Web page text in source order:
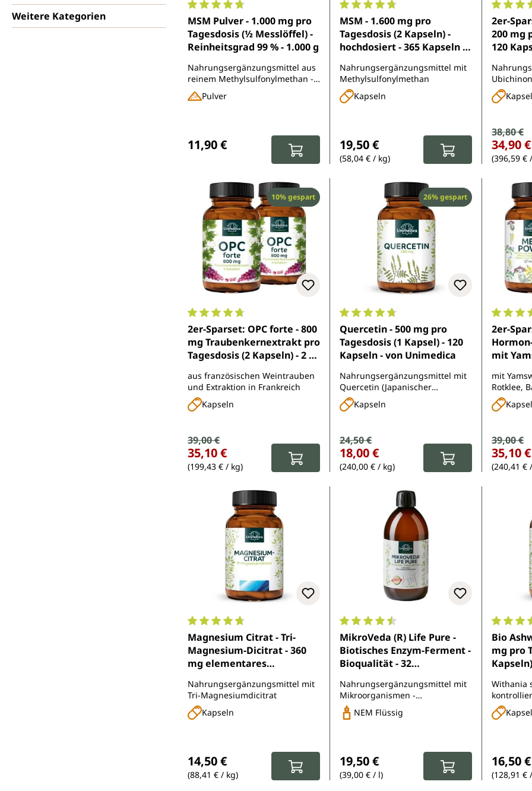
Weitere Kategorien
Durchschnittliche Bewertung von 4.7 von 5 Sternen
MSM Pulver - 1.000 mg pro
Tagesdosis (½ Messlöffel) -
Reinheitsgrad 99 % - 1.000 g
Nahrungsergänzungsmittel aus
reinem Methylsulfonylmethan -
organischer Schwefel
Pulver
11,90 €
Durchschnittliche Bewertung von 4.7 von
MSM - 1.600 mg pro
Tagesdosis (2 Kapseln) -
hochdosiert - 365 Kapseln -
Nahrungsergänzungsmittel mit
Methylsulfonylmethan
Kapseln
19,50 €
(58,04 € / kg)
2er-
200 mg
120
Ubichinon
Regulärer
38,80 €
34,90 €
(396,59 €
Rabatt
10% gespart
Durchschnittliche Bewertung von 4.8 von 5 Sternen
2er-Sparset: OPC forte - 800
mg Traubenkernextrakt pro
Tagesdosis (2 Kapseln) - 2 x
Unimedica
aus französischen Weintrauben
und Extraktion in Frankreich
Kapseln
Verkaufspreis:
Regulärer Preis:
39,00 €
35,10 €
(199,43 € / kg)
Rabatt
26% gespart
Durchschnittliche Bewertung von 4.7 von
Quercetin - 500 mg pro
Tagesdosis (1 Kapsel) - 120
Kapseln - von Unimedica
Nahrungsergänzungsmittel mit
Quercetin (Japanischer
Schnurbaumblütenextrakt)
Kapseln
Verkaufspreis:
Regulärer Preis:
24,50 €
18,00 €
(240,00 € / kg)
2er-
mit
von
mit
Rotklee,
B6 und
Regulärer
39,00 €
35,10 €
(240,41 €
Durchschnittliche Bewertung von 4.8 von 5 Sternen
Magnesium Citrat - Tri-
Magnesium-Dicitrat - 360
mg elementares
(3 Kapseln) - 180 Kapseln
Nahrungsergänzungsmittel mit
Tri-Magnesiumdicitrat
Kapseln
14,50 €
(88,41 € / kg)
Durchschnittliche Bewertung von 4.6 von
MikroVeda (R) Life Pure -
Biotisches Enzym-Ferment -
Bioqualität - 32
lebendiger
Mikroorganismenkomplex -
natürlich symbiotisiert - 500
Nahrungsergänzungsmittel mit
Mikroorganismen -
sporenbasiert
NEM Flüssig
19,50 €
(39,00 € / l)
Bio
mg pro
Withania
16,50 €
(128,91 €